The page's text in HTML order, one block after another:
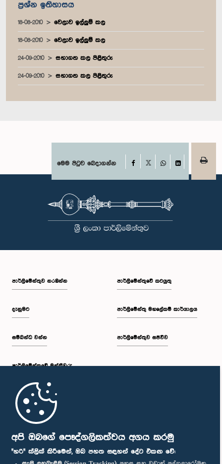
අපි ඔබගේ පෞද්ගලිකත්වය අගය කරමු
"හරි" ක්ලික් කිරීමෙන්, ඔබ පහත සඳහන් දේට එකඟ වේ:
ප්‍රශ්න ඉතිහාසය
18-08-2010 වෙලාව ඉල්ලුම් කල
18-08-2010 වෙලාව ඉල්ලුම් කල
24-09-2010 සභාගත කල පිළිතුරු
24-09-2010 සභාගත කල පිළිතුරු
මෙම පිටුව බෙදාගන්න Facebook
WhatsAppLinkedIn
පාර්ලි‌මේන්තුව නරඹන්න
දැනුමට
සම්බන්ධ වන්න
පාර්ලි‌මේන්තුවේ මන්ත්‍රීවරු
මුල් පිටුව
පාර්ලිමේන්තුවේ කටයුතු
පාර්ලිමේන්තු මහලේකම් කාර්යාලය
පාර්ලිමේන්තුව සජීවීව
පාර්ලිමේන්තු ජංගම යෙදුම